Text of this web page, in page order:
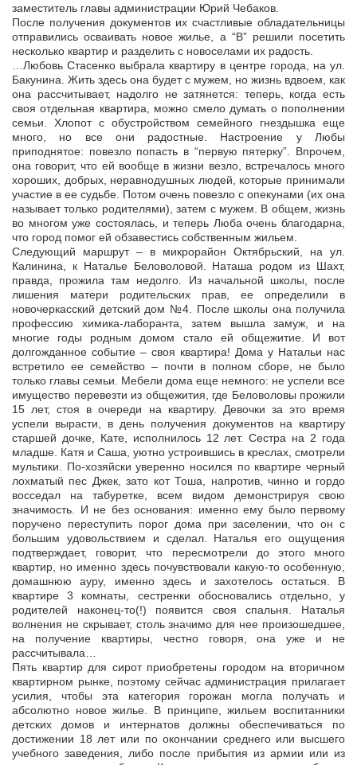
заместитель главы администрации Юрий Чебаков.
После получения документов их счастливые обладательницы
отправились осваивать новое жилье, а “В” решили посетить
несколько квартир и разделить с новоселами их радость.
…Любовь Стасенко выбрала квартиру в центре города, на ул.
Бакунина. Жить здесь она будет с мужем, но жизнь вдвоем, как
она рассчитывает, надолго не затянется: теперь, когда есть
своя отдельная квартира, можно смело думать о пополнении
семьи. Хлопот с обустройством семейного гнездышка еще
много, но все они радостные. Настроение у Любы
приподнятое: повезло попасть в “первую пятерку”. Впрочем,
она говорит, что ей вообще в жизни везло, встречалось много
хороших, добрых, неравнодушных людей, которые принимали
участие в ее судьбе. Потом очень повезло с опекунами (их она
называет только родителями), затем с мужем. В общем, жизнь
во многом уже состоялась, и теперь Люба очень благодарна,
что город помог ей обзавестись собственным жильем.
Следующий маршрут – в микрорайон Октябрьский, на ул.
Калинина, к Наталье Беловоловой. Наташа родом из Шахт,
правда, прожила там недолго. Из начальной школы, после
лишения матери родительских прав, ее определили в
новочеркасский детский дом №4. После школы она получила
профессию химика-лаборанта, затем вышла замуж, и на
многие годы родным домом стало ей общежитие. И вот
долгожданное событие – своя квартира! Дома у Натальи нас
встретило ее семейство – почти в полном сборе, не было
только главы семьи. Мебели дома еще немного: не успели все
имущество перевезти из общежития, где Беловоловы прожили
15 лет, стоя в очереди на квартиру. Девочки за это время
успели вырасти, в день получения документов на квартиру
старшей дочке, Кате, исполнилось 12 лет. Сестра на 2 года
младше. Катя и Саша, уютно устроившись в креслах, смотрели
мультики. По-хозяйски уверенно носился по квартире черный
лохматый пес Джек, зато кот Тоша, напротив, чинно и гордо
восседал на табуретке, всем видом демонстрируя свою
значимость. И не без основания: именно ему было первому
поручено переступить порог дома при заселении, что он с
большим удовольствием и сделал. Наталья его ощущения
подтверждает, говорит, что пересмотрели до этого много
квартир, но именно здесь почувствовали какую-то особенную,
домашнюю ауру, именно здесь и захотелось остаться. В
квартире 3 комнаты, сестренки обосновались отдельно, у
родителей наконец-то(!) появится своя спальня. Наталья
волнения не скрывает, столь значимо для нее произошедшее,
на получение квартиры, честно говоря, она уже и не
рассчитывала…
Пять квартир для сирот приобретены городом на вторичном
квартирном рынке, поэтому сейчас администрация прилагает
усилия, чтобы эта категория горожан могла получать и
абсолютно новое жилье. В принципе, жильем воспитанники
детских домов и интернатов должны обеспечиваться по
достижении 18 лет или по окончании среднего или высшего
учебного заведения, либо после прибытия из армии или из